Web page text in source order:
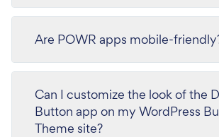
Are POWR apps mobile-
Can I customize the look of the
Button app on my WordPress
Theme site?